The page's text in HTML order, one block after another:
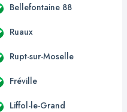
Bellefontaine 88
Ruaux
Rupt-sur-Moselle
Fréville
Liffol-le-Grand